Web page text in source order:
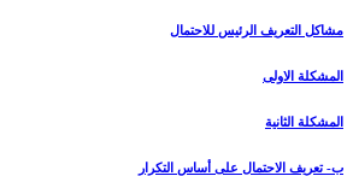
مشاكل التعريف الرئيس للاحتمال
المشكلة الاولى
المشكلة الثانية
ب- تعريف الاحتمال على أساس التكرار